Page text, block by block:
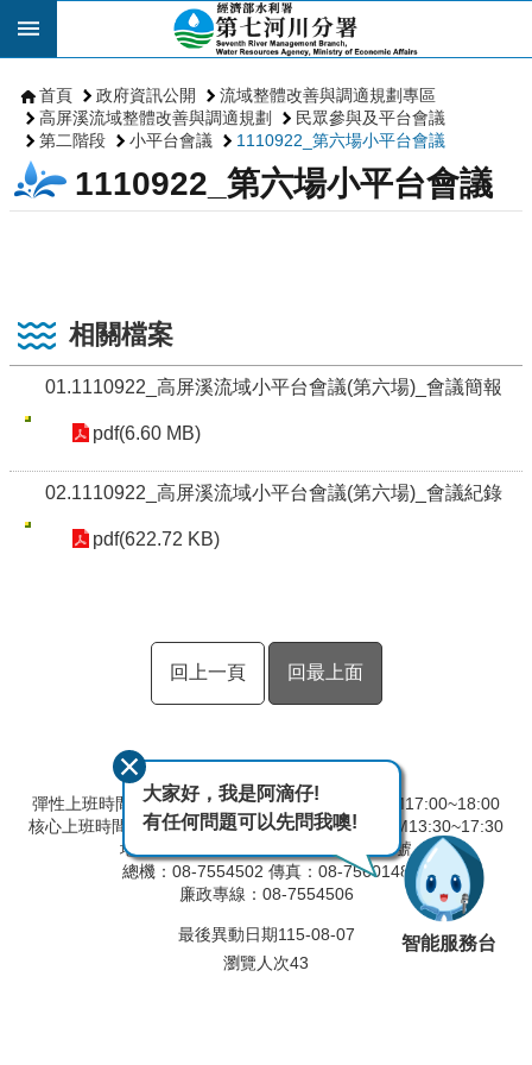
跳到主要內容區塊
首頁 政府資訊公開
流域整體改善與調適規劃專區
高屏溪流域整體改善與調適規劃
民眾參與及平台會議
第二階段
小平台會議 1110922_第六場小平台會議
1110922_第六場小平台會議
相關檔案
01.1110922_高屏溪流域小平台會議(第六場)_會議簡報
pdf(6.60 MB)
02.1110922_高屏溪流域小平台會議(第六場)_會議紀錄
pdf(622.72 KB)
回上一頁 回最上面
彈性上班時間：AM8:00~09:00 彈性下班時間：PM17:00~18:00
核心上班時間：星期一 ~ 星期五 AM8:30~12:30 PM13:30~17:30
地址：90093屏東縣屏東市建國路291號
總機：08-7554502 傳真：08-7560148
廉政專線：08-7554506
最後異動日期115-08-07
瀏覽人次43
大家好，我是阿滴仔!
有任何問題可以先問我噢!
智能服務台